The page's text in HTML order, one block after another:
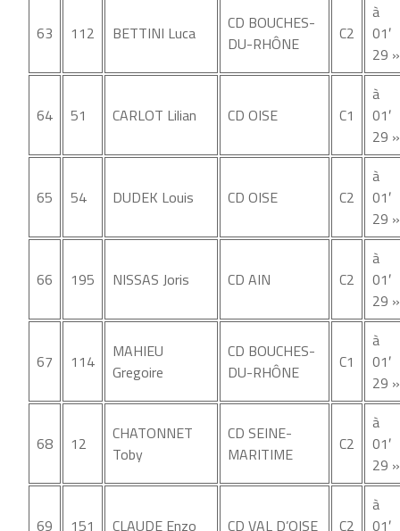
63 112 BETTINI Luca
CD BOUCHES-
DU-RHÔNE
C2
à
01′
29 »
64 51 CARLOT Lilian CD OISE C1
à
01′
29 »
65 54 DUDEK Louis CD OISE C2
à
01′
29 »
66 195 NISSAS Joris CD AIN C2
à
01′
29 »
67 114
MAHIEU
Gregoire
CD BOUCHES-
DU-RHÔNE
C1
à
01′
29 »
68 12
CHATONNET
Toby
CD SEINE-
MARITIME
C2
à
01′
29 »
69 151 CLAUDE Enzo CD VAL D’OISE C2
à
01′